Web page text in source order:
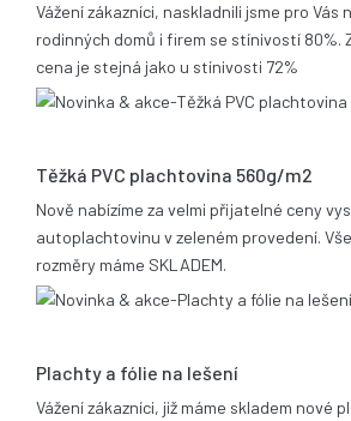
Vážení zákazníci, naskladnili jsme pro Vás
rodinných domů i firem se stínivostí 80%.
cena je stejná jako u stínivosti 72%
Těžká PVC plachtovina 560g/m2
Nově nabízíme za velmi přijatelné ceny
autoplachtovinu v zeleném provedení.
rozměry máme SKLADEM.
Plachty a fólie na lešení
Vážení zákazníci, již máme skladem nové